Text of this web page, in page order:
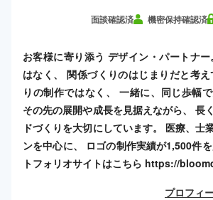
面談確認済 機密保持確認済
お客様に寄り添う デザイン・パートナ
はなく、 関係づくりのはじまりだと考
りの制作ではなく、 一緒に、同じ歩幅で
その先の展開や成長を見据えながら、 長
ドづくりを大切にしています。 医療、士
ンを中心に、 ロゴの制作実績が1,500件
トフォリオサイトはこちら https://
プロフィ